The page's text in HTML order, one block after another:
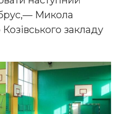
Микола
закладу